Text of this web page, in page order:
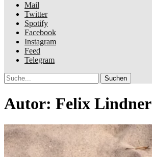
Mail
Twitter
Spotify
Facebook
Instagram
Feed
Telegram
Suche
Autor: Felix Lindner